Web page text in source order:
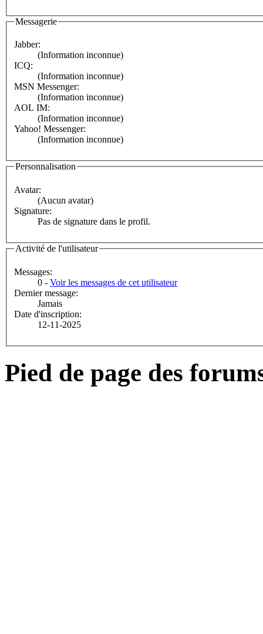
Messagerie
Jabber:
(Information inconnue)
ICQ:
(Information inconnue)
MSN Messenger:
(Information inconnue)
AOL IM:
(Information inconnue)
Yahoo! Messenger:
(Information inconnue)
Personnalisation
Avatar:
(Aucun avatar)
Signature:
Pas de signature dans le profil.
Activité de l'utilisateur
Messages:
0 - Voir les messages de cet utilisateur
Dernier message:
Jamais
Date d'inscription:
12-11-2025
Pied de page des